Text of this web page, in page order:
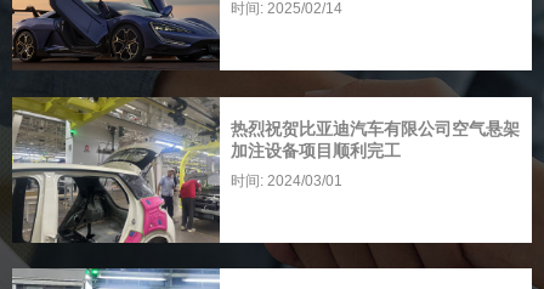
时间: 2025/02/14
热烈祝贺比亚迪汽车有限公司空气悬架
加注设备项目顺利完工
时间: 2024/03/01